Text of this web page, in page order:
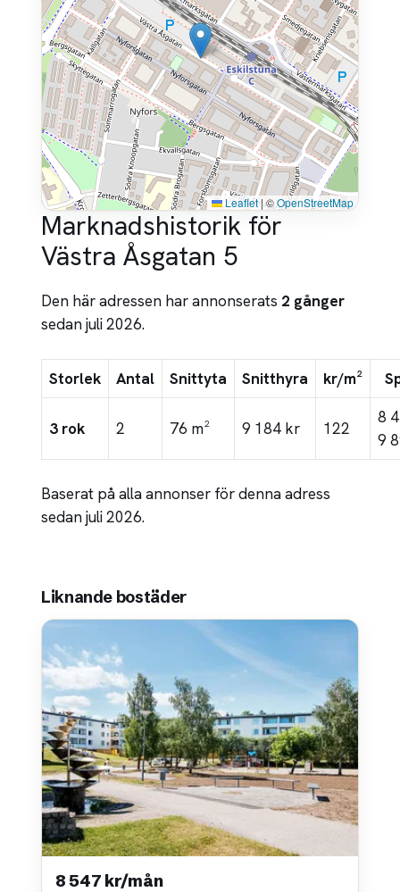
Leaflet |©OpenStreetMap
Marknadshistorik för
Västra Åsgatan 5
Den här adressen har annonserats 2 gånger
sedan juli 2026.
Storlek Antal Snittyta Snitthyra kr/m²
3 rok 2 76 m² 9 184 kr 122
8
9
Baserat på alla annonser för denna adress
sedan juli 2026.
Liknande bostäder
8 547 kr/mån